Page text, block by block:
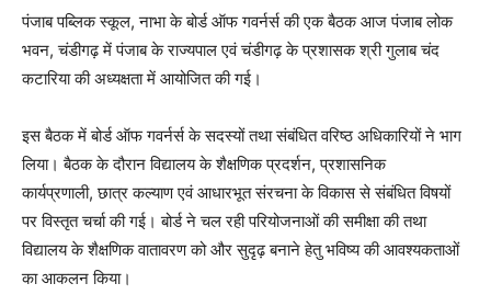
पंजाब पब्लिक स्कूल, नाभा के बोर्ड ऑफ गवर्नर्स की एक बैठक आज पंजाब लोक
भवन, चंडीगढ़ में पंजाब के राज्यपाल एवं चंडीगढ़ के प्रशासक श्री गुलाब चंद
कटारिया की अध्यक्षता में आयोजित की गई।
इस बैठक में बोर्ड ऑफ गवर्नर्स के सदस्यों तथा संबंधित वरिष्ठ अधिकारियों ने भाग
लिया। बैठक के दौरान विद्यालय के शैक्षणिक प्रदर्शन, प्रशासनिक
कार्यप्रणाली, छात्र कल्याण एवं आधारभूत संरचना के विकास से संबंधित विषयों
पर विस्तृत चर्चा की गई। बोर्ड ने चल रही परियोजनाओं की समीक्षा की तथा
विद्यालय के शैक्षणिक वातावरण को और सुदृढ़ बनाने हेतु भविष्य की आवश्यकताओं
का आकलन किया।